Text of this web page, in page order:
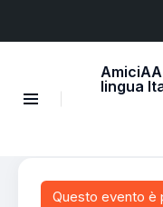
lingua
Questo evento è